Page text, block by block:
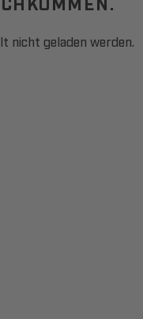
nicht geladen werden.